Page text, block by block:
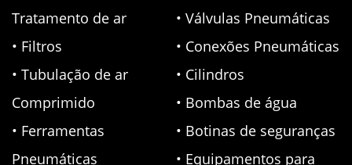
Tratamento de ar
• Filtros
• Tubulação de ar
Comprimido
• Ferramentas
Pneumáticas
• Válvulas Pneumáticas
• Conexões Pneumáticas
• Cilindros
• Bombas de água
• Botinas de seguranças
• Equipamentos para